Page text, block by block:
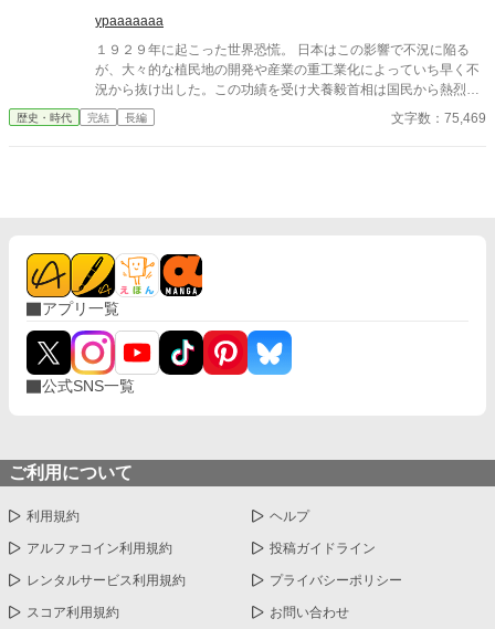
ypaaaaaaa
１９２９年に起こった世界恐慌。 日本はこの影響で不況に陥る
が、大々的な植民地の開発や産業の重工業化によっていち早く不
況から抜け出した。この功績を受け犬養毅首相は国民から熱烈に
支持されていた。そして彼は社会改革と並行して秘密裏に軍備の
拡張を開始していた。 激動の昭和時代。 皇国の行く末は旭日が輝
歴史・時代 完結 長編 文字数：75,469
アプリ一覧
公式SNS一覧
ご利用について
利用規約 ヘルプ
アルファコイン利用規約 投稿ガイドライン
レンタルサービス利用規約 プライバシーポリシー
スコア利用規約 お問い合わせ